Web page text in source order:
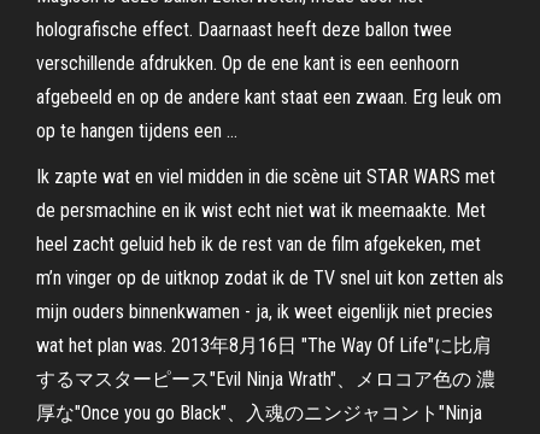
holografische effect. Daarnaast heeft deze ballon twee
verschillende afdrukken. Op de ene kant is een eenhoorn
afgebeeld en op de andere kant staat een zwaan. Erg leuk om
op te hangen tijdens een …
Ik zapte wat en viel midden in die scène uit STAR WARS met
de persmachine en ik wist echt niet wat ik meemaakte. Met
heel zacht geluid heb ik de rest van de film afgekeken, met
m’n vinger op de uitknop zodat ik de TV snel uit kon zetten als
mijn ouders binnenkwamen - ja, ik weet eigenlijk niet precies
wat het plan was. 2013年8月16日 "The Way Of Life"に比肩
するマスターピース"Evil Ninja Wrath"、メロコア色の 濃
厚な"Once you go Black"、入魂のニンジャコント"Ninja